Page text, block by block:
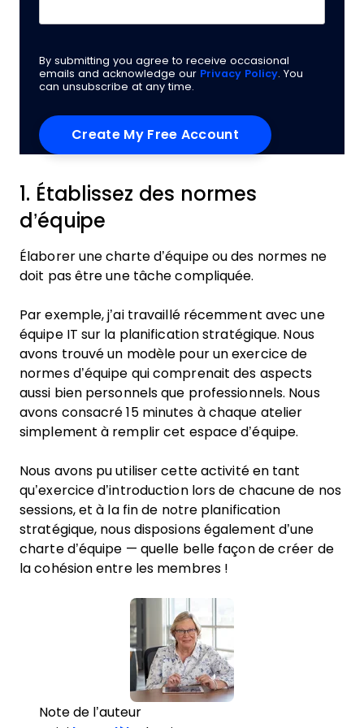
By submitting you agree to receive occasional
emails and acknowledge our Privacy Policy. You
can unsubscribe at any time.
1. Établissez des normes
d’équipe
Élaborer une charte d’équipe ou des normes ne
doit pas être une tâche compliquée.
Par exemple, j’ai travaillé récemment avec une
équipe IT sur la planification stratégique. Nous
avons trouvé un modèle pour un exercice de
normes d’équipe qui comprenait des aspects
aussi bien personnels que professionnels. Nous
avons consacré 15 minutes à chaque atelier
simplement à remplir cet espace d’équipe.
Nous avons pu utiliser cette activité en tant
qu’exercice d’introduction lors de chacune de nos
sessions, et à la fin de notre planification
stratégique, nous disposions également d’une
charte d’équipe — quelle belle façon de créer de
la cohésion entre les membres !
Note de l’auteur